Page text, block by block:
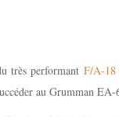
très performant F/A-
au Grumman